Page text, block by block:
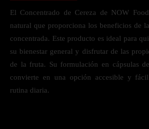
El Concentrado de Cereza de NOW
natural que proporciona los beneficios de
concentrada. Este producto es ideal para
su bienestar general y disfrutar de las
de la fruta. Su formulación en cápsulas
convierte en una opción accesible y
rutina diaria.